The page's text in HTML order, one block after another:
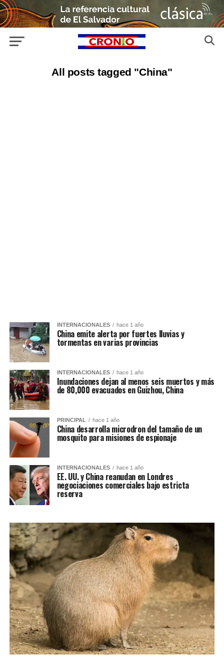
All posts tagged "China"
INTERNACIONALES hace 1 año
China emite alerta por fuertes lluvias y
tormentas en varias provincias
INTERNACIONALES hace 1 año
Inundaciones dejan al menos seis muertos y más
de 80,000 evacuados en Guizhou, China
PRINCIPAL hace 1 año
China desarrolla microdron del tamaño de un
mosquito para misiones de espionaje
INTERNACIONALES hace 1 año
EE. UU. y China reanudan en Londres
negociaciones comerciales bajo estricta
reserva